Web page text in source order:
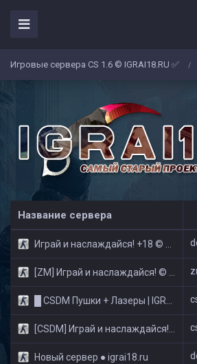
Игровые сервера CS 1.6 © IGRAI18.RU ✅ /
Название сервера
Играй и наслаждайся! +18 © Public
[ZM] Играй и наслаждайся! © Zombie Show
█ CSDM Пушки + Лазеры | IGRAI18.RU ツ █
[CSDM] Играй и наслаждайся! © Classic
Новый сервер ● igrai18.ru